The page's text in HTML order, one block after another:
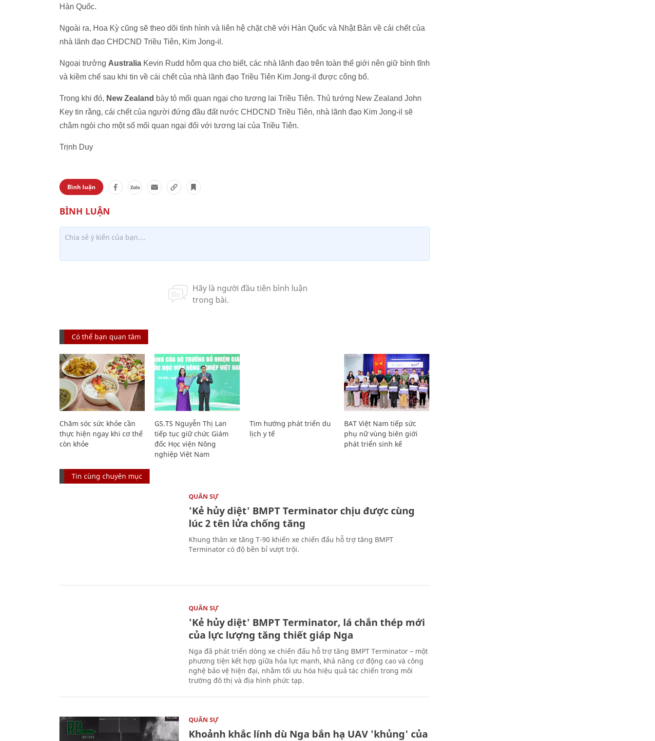
Hàn Quốc.
Ngoài ra, Hoa Kỳ cũng sẽ theo dõi tình hình và liên hệ chặt chẽ với Hàn Quốc và Nhật Bản về cái chết của
nhà lãnh đạo CHDCND Triều Tiên, Kim Jong-il.
Ngoại trưởng Australia Kevin Rudd hôm qua cho biết, các nhà lãnh đạo trên toàn thế giới nên giữ bình tĩnh
và kiềm chế sau khi tin về cái chết của nhà lãnh đạo Triều Tiên Kim Jong-il được công bố.
Trong khi đó, New Zealand bày tỏ mối quan ngại cho tương lai Triều Tiên. Thủ tướng New Zealand John
Key tin rằng, cái chết của người đứng đầu đất nước CHDCND Triều Tiên, nhà lãnh đạo Kim Jong-il sẽ
châm ngòi cho một số mối quan ngại đối với tương lai của Triều Tiên.
Trịnh Duy
Bình luận
Có thể bạn quan tâm
Chăm sóc sức khỏe cần
thực hiện ngay khi cơ thể
còn khỏe
GS.TS Nguyễn Thị Lan
tiếp tục giữ chức Giám
đốc Học viện Nông
nghiệp Việt Nam
Tìm hướng phát triển du
lịch y tế
BAT Việt Nam tiếp sức
phụ nữ vùng biên giới
phát triển sinh kế
Tin cùng chuyên mục
QUÂN SỰ
'Kẻ hủy diệt' BMPT Terminator chịu được cùng
lúc 2 tên lửa chống tăng
Khung thân xe tăng T-90 khiến xe chiến đấu hỗ trợ tăng BMPT
Terminator có độ bền bỉ vượt trội.
QUÂN SỰ
'Kẻ hủy diệt' BMPT Terminator, lá chắn thép mới
của lực lượng tăng thiết giáp Nga
Nga đã phát triển dòng xe chiến đấu hỗ trợ tăng BMPT Terminator – một
phương tiện kết hợp giữa hỏa lực mạnh, khả năng cơ động cao và công
nghệ bảo vệ hiện đại, nhằm tối ưu hóa hiệu quả tác chiến trong môi
trường đô thị và địa hình phức tạp.
QUÂN SỰ
Khoảnh khắc lính dù Nga bắn hạ UAV 'khủng' của